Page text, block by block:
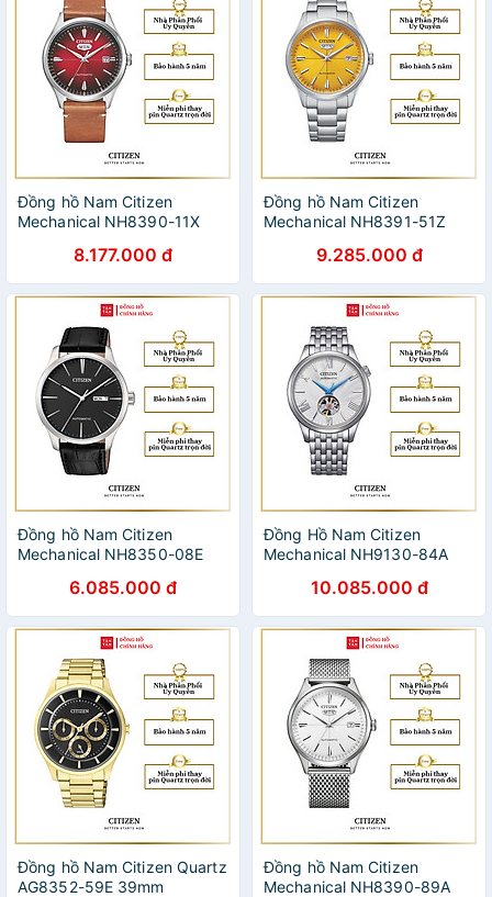
Đồng hồ Nam Citizen
Mechanical NH8390-11X
8.177.000 đ
Đồng hồ Nam Citizen
Mechanical NH8391-51Z
9.285.000 đ
Đồng hồ Nam Citizen
Mechanical NH8350-08E
6.085.000 đ
Đồng Hồ Nam Citizen
Mechanical NH9130-84A
10.085.000 đ
Đồng hồ Nam Citizen Quartz
AG8352-59E 39mm
Đồng hồ Nam Citizen
Mechanical NH8390-89A